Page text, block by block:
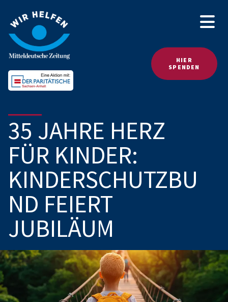
HIER
SPENDEN
35 JAHRE HERZ
FÜR KINDER:
KINDERSCHUTZBU
ND FEIERT
JUBILÄUM